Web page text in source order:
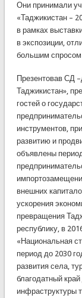
Они принимали
«Таджикистан –
в рамках
в экспозиции,
большим спросом
Презентовав СД
Таджикистан»,
гостей о
инструментов,
развитию и
объявлены
внешних
ускорения
превращения
республику, в
«Национальная
период до 2030
развития села,
благодатный
инфраструктуры